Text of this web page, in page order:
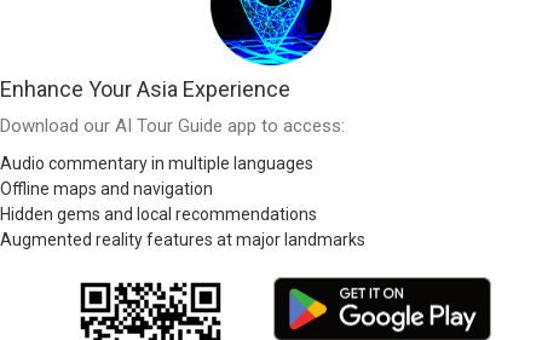
Enhance Your Asia Experience
Download our AI Tour Guide app to access:
Audio commentary in multiple languages
Offline maps and navigation
Hidden gems and local recommendations
Augmented reality features at major landmarks